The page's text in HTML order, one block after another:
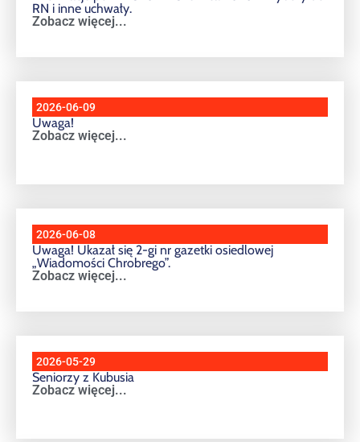
RN i inne uchwały.
Zobacz więcej...
2026-06-09
Uwaga!
Zobacz więcej...
2026-06-08
Uwaga! Ukazał się 2-gi nr gazetki osiedlowej
„Wiadomości Chrobrego”.
Zobacz więcej...
2026-05-29
Seniorzy z Kubusia
Zobacz więcej...